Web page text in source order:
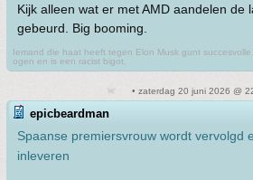
Kijk alleen wat er met AMD aandelen de
gebeurd. Big booming.
Iemand die haat heeft tegen Elon Musk gunt
ogen en is een racist bigot.
• zaterdag 20 juni 2026 @
epicbeardman
Spaanse premiersvrouw wordt vervolgd
inleveren